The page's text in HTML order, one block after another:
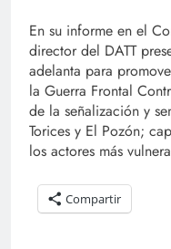
En su informe en el
director del DATT
adelanta para
la Guerra Frontal
de la señalización y
Torices y El Pozón;
los actores más
Compartir